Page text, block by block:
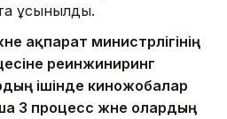
ұсынылды.
ақпарат министрлігінің
реинжиниринг
ішінде киножобалар
3 процесс және олардың